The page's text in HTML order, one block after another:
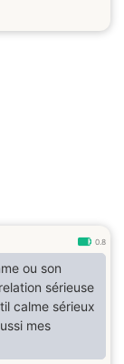
0.8
ou son
sérieuse
calme sérieux
mes